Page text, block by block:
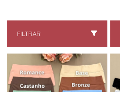
FILTRAR